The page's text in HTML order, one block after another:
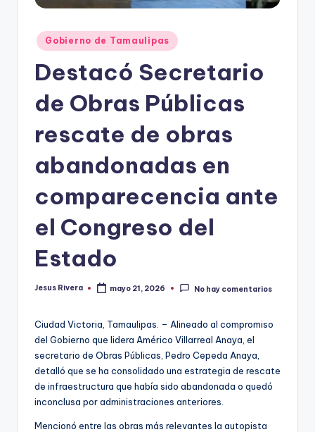
Publicado
en
Gobierno de Tamaulipas
Destacó Secretario
de Obras Públicas
rescate de obras
abandonadas en
comparecencia ante
el Congreso del
Estado
Publicado
Jesus Rivera mayo 21, 2026 No hay comentarios
Ciudad Victoria, Tamaulipas. – Alineado al compromiso
del Gobierno que lidera Américo Villarreal Anaya, el
secretario de Obras Públicas, Pedro Cepeda Anaya,
detalló que se ha consolidado una estrategia de rescate
de infraestructura que había sido abandonada o quedó
inconclusa por administraciones anteriores.
Mencionó entre las obras más relevantes la autopista